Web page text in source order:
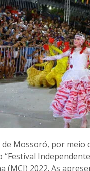
Mossoró, por meio
“Festival
(MCJ) 2022. As